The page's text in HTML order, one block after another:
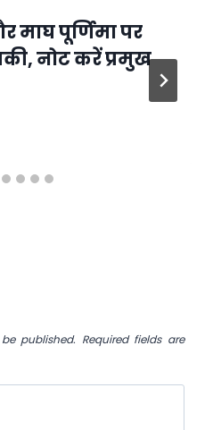
माघ पूर्णिमा पर
नोट करें प्रमुख
published. Required fields are